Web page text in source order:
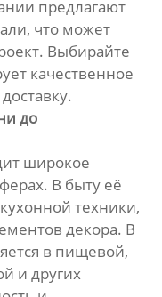
предлагают
что может
Выбирайте
качественное
до
широкое
В быту её
техники,
декора. В
в пищевой,
и других